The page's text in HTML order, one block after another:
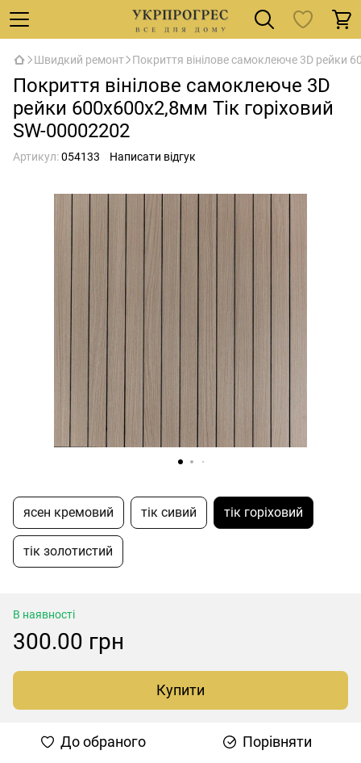
Швидкий ремонт Покриття вінілове самоклеюче 3D рейки
Покриття вінілове самоклеюче 3D
рейки 600х600х2,8мм Тік горіховий
SW-00002202
Артикул:054133 Написати відгук
ясен кремовий тік сивий тік горіховий
тік золотистий
В наявності
300.00 грн
Купити
До обраного Порівняти